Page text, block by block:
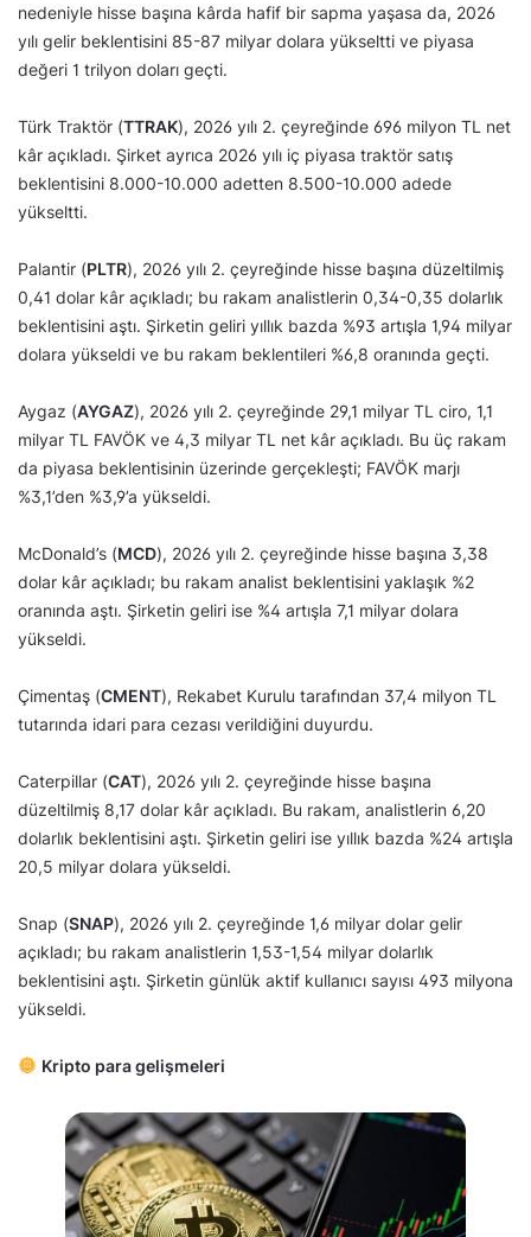
nedeniyle hisse başına kârda hafif bir sapma yaşasa da, 2026
yılı gelir beklentisini 85-87 milyar dolara yükseltti ve piyasa
değeri 1 trilyon doları geçti.
Türk Traktör (TTRAK), 2026 yılı 2. çeyreğinde 696 milyon TL net
kâr açıkladı. Şirket ayrıca 2026 yılı iç piyasa traktör satış
beklentisini 8.000-10.000 adetten 8.500-10.000 adede
yükseltti.
Palantir (PLTR), 2026 yılı 2. çeyreğinde hisse başına düzeltilmiş
0,41 dolar kâr açıkladı; bu rakam analistlerin 0,34-0,35 dolarlık
beklentisini aştı. Şirketin geliri yıllık bazda %93 artışla 1,94 milyar
dolara yükseldi ve bu rakam beklentileri %6,8 oranında geçti.
Aygaz (AYGAZ), 2026 yılı 2. çeyreğinde 29,1 milyar TL ciro, 1,1
milyar TL FAVÖK ve 4,3 milyar TL net kâr açıkladı. Bu üç rakam
da piyasa beklentisinin üzerinde gerçekleşti; FAVÖK marjı
%3,1’den %3,9’a yükseldi.
McDonald’s (MCD), 2026 yılı 2. çeyreğinde hisse başına 3,38
dolar kâr açıkladı; bu rakam analist beklentisini yaklaşık %2
oranında aştı. Şirketin geliri ise %4 artışla 7,1 milyar dolara
yükseldi.
Çimentaş (CMENT), Rekabet Kurulu tarafından 37,4 milyon TL
tutarında idari para cezası verildiğini duyurdu.
Caterpillar (CAT), 2026 yılı 2. çeyreğinde hisse başına
düzeltilmiş 8,17 dolar kâr açıkladı. Bu rakam, analistlerin 6,20
dolarlık beklentisini aştı. Şirketin geliri ise yıllık bazda %24 artışla
20,5 milyar dolara yükseldi.
Snap (SNAP), 2026 yılı 2. çeyreğinde 1,6 milyar dolar gelir
açıkladı; bu rakam analistlerin 1,53-1,54 milyar dolarlık
beklentisini aştı. Şirketin günlük aktif kullanıcı sayısı 493 milyona
yükseldi.
Kripto para gelişmeleri